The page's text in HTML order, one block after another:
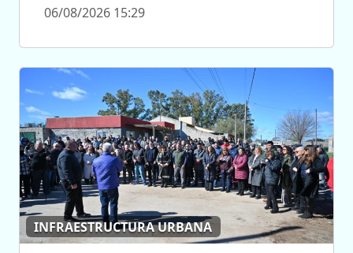
06/08/2026 15:29
INFRAESTRUCTURA URBANA